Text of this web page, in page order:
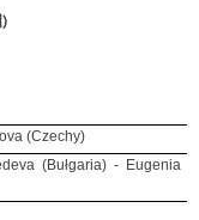
(Czechy)
(Bułgaria) - Eugenia